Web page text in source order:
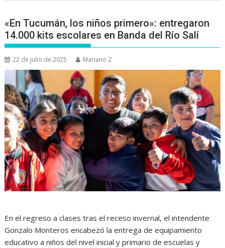
«En Tucumán, los niños primero»: entregaron
14.000 kits escolares en Banda del Río Salí
22 de julio de 2025 Mariano Z
En el regreso a clases tras el receso invernal, el intendente
Gonzalo Monteros encabezó la entrega de equipamiento
educativo a niños del nivel inicial y primario de escuelas y